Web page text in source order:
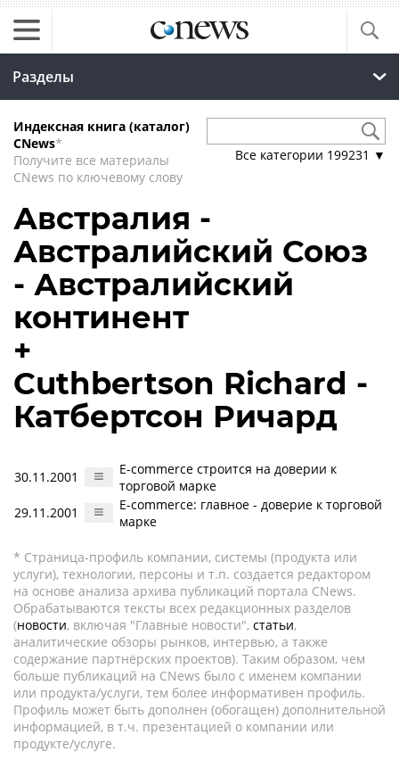
Разделы
Индексная книга (каталог)
CNews*
Получите все материалы
CNews по ключевому слову
Все категории 199231 ▼
Австралия -
Австралийский Союз
- Австралийский
континент
+
Cuthbertson Richard -
Катбертсон Ричард
30.11.2001
E-commerce строится на доверии к
торговой марке
29.11.2001
E-commerce: главное - доверие к торговой
марке
* Страница-профиль компании, системы (продукта или
услуги), технологии, персоны и т.п. создается редактором
на основе анализа архива публикаций портала CNews.
Обрабатываются тексты всех редакционных разделов
(новости, включая "Главные новости", статьи,
аналитические обзоры рынков, интервью, а также
содержание партнёрских проектов). Таким образом, чем
больше публикаций на CNews было с именем компании
или продукта/услуги, тем более информативен профиль.
Профиль может быть дополнен (обогащен) дополнительной
информацией, в т.ч. презентацией о компании или
продукте/услуге.